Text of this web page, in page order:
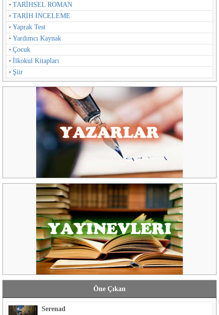
TARİHSEL ROMAN
TARİH İNCELEME
Yaprak Test
Yardımcı Kaynak
Çocuk
İlkokul Kitapları
Şiir
Öne Çıkan
Serenad